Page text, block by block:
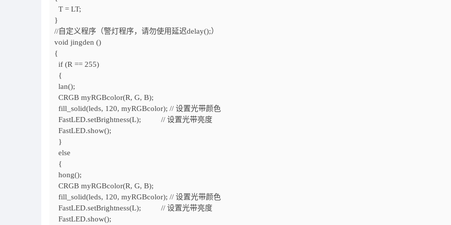
T = LT;
}
//自定义程序（警灯程序，请勿使用延迟delay();）
void jingden ()
{
if (R == 255)
{
lan();
CRGB myRGBcolor(R, G, B);
fill_solid(leds, 120, myRGBcolor); // 设置光带颜色
FastLED.setBrightness(L);
// 设置光带亮度
FastLED.show();
}
else
{
hong();
CRGB myRGBcolor(R, G, B);
fill_solid(leds, 120, myRGBcolor); // 设置光带颜色
FastLED.setBrightness(L);
// 设置光带亮度
FastLED.show();